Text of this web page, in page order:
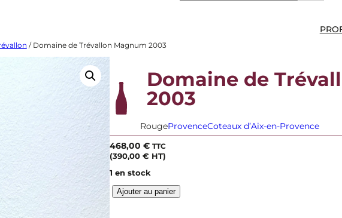
/ Domaine de Trévallon Magnum 2003
Domaine de
2003
RougeProvenceCoteaux d’Aix-en-Provence
468,00 € TTC
(390,00 €HT)
1 en stock
q
u
Ajouter au panier